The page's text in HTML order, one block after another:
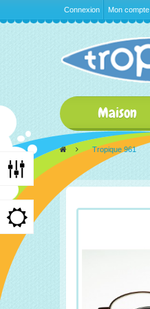
Connexion Mon compte
Maison
> Tropique 961